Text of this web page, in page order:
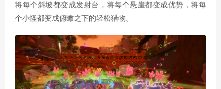
将每个斜坡都变成发射台，将每个悬崖都变成优势，将每
个小怪都变成俯瞰之下的轻松猎物。